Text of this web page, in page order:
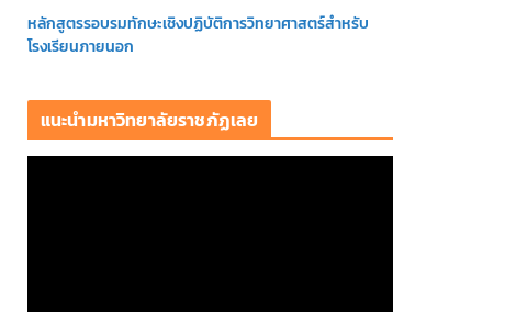
หลักสูตรรอบรมทักษะเชิงปฏิบัติการวิทยาศาสตร์สำหรับ
โรงเรียนภายนอก
แนะนำมหาวิทยาลัยราชภัฏเลย